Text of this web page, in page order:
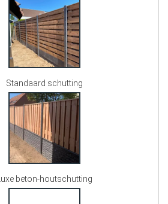
Standaard schutting
Luxe beton-houtschutting